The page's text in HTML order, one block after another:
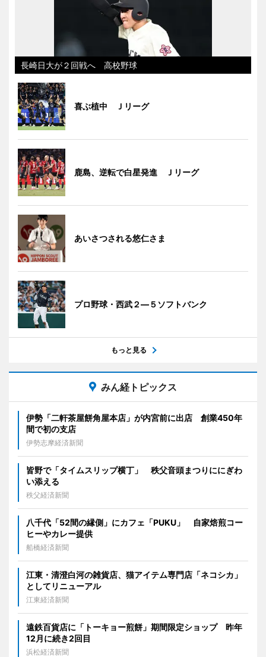
長崎日大が２回戦へ 高校野球
喜ぶ植中 Ｊリーグ
鹿島、逆転で白星発進 Ｊリーグ
あいさつされる悠仁さま
プロ野球・西武２―５ソフトバンク
もっと見る
みん経トピックス
伊勢「二軒茶屋餅角屋本店」が内宮前に出店 創業450年
間で初の支店
伊勢志摩経済新聞
皆野で「タイムスリップ横丁」 秩父音頭まつりににぎわ
い添える
秩父経済新聞
八千代「52間の縁側」にカフェ「PUKU」 自家焙煎コー
ヒーやカレー提供
船橋経済新聞
江東・清澄白河の雑貨店、猫アイテム専門店「ネコシカ」
としてリニューアル
江東経済新聞
遠鉄百貨店に「トーキョー煎餅」期間限定ショップ 昨年
12月に続き2回目
浜松経済新聞